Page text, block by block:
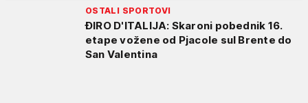
OSTALI SPORTOVI
ĐIRO D'ITALIJA: Skaroni pobednik 16.
etape vožene od Pjacole sul Brente do
San Valentina